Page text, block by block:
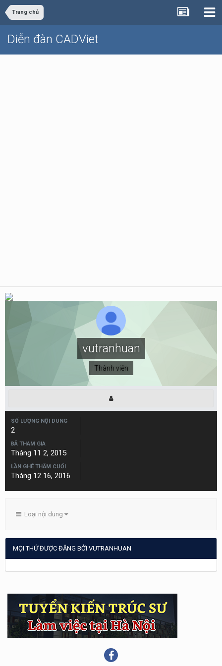
Trang chủ
Diễn đàn CADViet
vutranhuan
Thành viên
SỐ LƯỢNG NỘI DUNG
2
ĐÃ THAM GIA
Tháng 11 2, 2015
LẦN GHÉ THĂM CUỐI
Tháng 12 16, 2016
Loại nội dung
MỌI THỨ ĐƯỢC ĐĂNG BỞI VUTRANHUAN